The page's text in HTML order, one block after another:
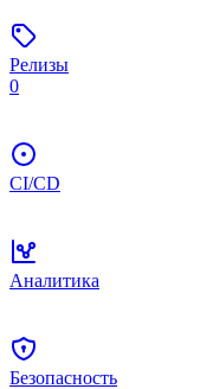
Релизы
0
CI/CD
Аналитика
Безопасность